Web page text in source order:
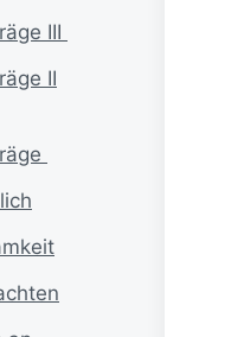
III
II